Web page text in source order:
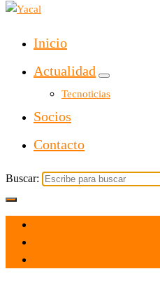
Yacal micro hosting
Inicio
Actualidad
Tecnoticias
Socios
Contacto
Buscar: